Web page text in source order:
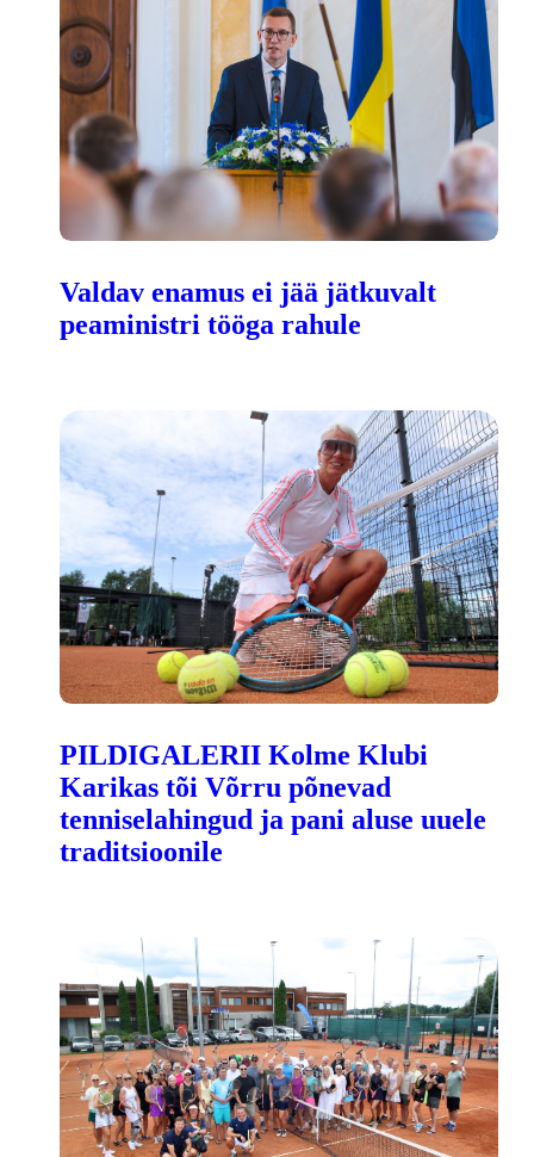
Valdav enamus ei jää jätkuvalt
peaministri tööga rahule
PILDIGALERII Kolme Klubi
Karikas tõi Võrru põnevad
tenniselahingud ja pani aluse uuele
traditsioonile